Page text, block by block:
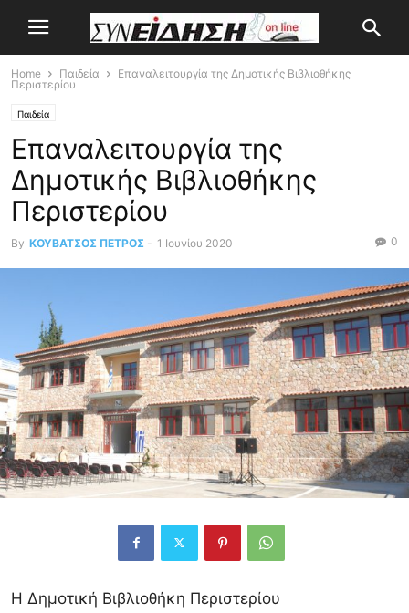
Home Παιδεία
Επαναλειτουργία της Δημοτικής Βιβλιοθήκης
Περιστερίου
Παιδεία
Επαναλειτουργία της
Δημοτικής Βιβλιοθήκης
Περιστερίου
By ΚΟΥΒΑΤΣΟΣ ΠΕΤΡΟΣ - 1 Ιουνίου 2020 0
Η Δημοτική Βιβλιοθήκη Περιστερίου